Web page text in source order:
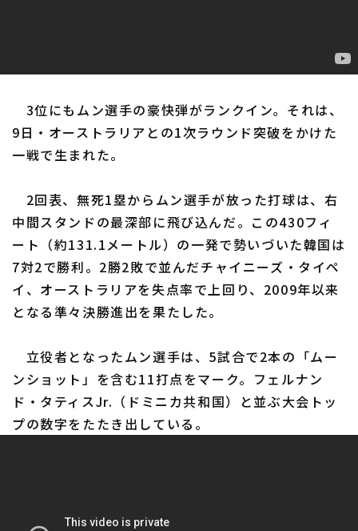
3位にもムン選手の豪快弾がランクイン。それは、
9日・オーストラリアとの1次ラウンド突破をかけた
一戦で生まれた。
2回表、無死1塁からムン選手が放った打球は、右
中間スタンドの最深部に飛び込んだ。この430フィ
ート（約131.1メートル）の一発で勢いづいた韓国は
7対2で勝利。2勝2敗で並んだチャイニーズ・タイペ
イ、オーストラリアを失点率で上回り、2009年以来
となる準々決勝進出を果たした。
立役者となったムン選手は、5試合で2本の「ムー
ンショット」を含む11打点をマーク。フェルナン
ド・タティスJr.（ドミニカ共和国）と並ぶ大会トッ
プの数字をたたき出している。